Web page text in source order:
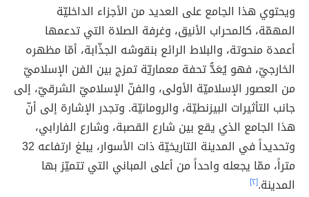
ويحتوي هذا الجامع على العديد من الأجزاء الداخليّة
المهمّة، كالمحراب الأنيق، وغرفة الصلاة التي تدعمها
أعمدة منحوتة، والبلاط الرائع بنقوشه الجذّابة، أمّا مظهره
الخارجيّ، فهو يُعَدُّ تحفة معماريّة تمزج بين الفن الإسلاميّ
من العصور الإسلاميّة الأولى، والفنّ الإسلاميّ الشرقيّ، إلى
جانب التأثيرات البيزنطيّة، والرومانيّة. وتجدر الإشارة إلى أنّ
هذا الجامع الذي يقع بين شارع القصبة، وشارع الفارابي،
وتحديداً في المدينة التاريخيّة ذات الأسوار، يبلغ ارتفاعه 32
متراً، ممّا يجعله واحداً من أعلى المباني التي تتميّز بها
المدينة.[٢]